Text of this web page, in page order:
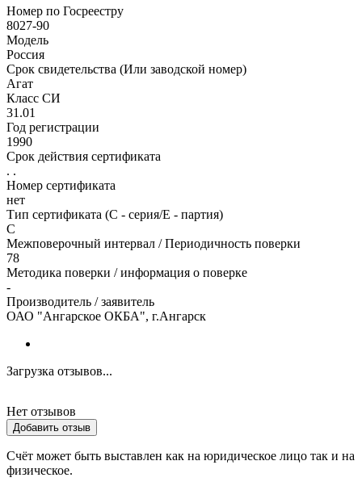
Номер по Госреестру
8027-90
Модель
Россия
Срок свидетельства (Или заводской номер)
Агат
Класс СИ
31.01
Год регистрации
1990
Срок действия сертификата
. .
Номер сертификата
нет
Тип сертификата (C - серия/E - партия)
С
Межповерочный интервал / Периодичность поверки
78
Методика поверки / информация о поверке
-
Производитель / заявитель
ОАО "Ангарское ОКБА", г.Ангарск
Загрузка отзывов...
Нет отзывов
Добавить отзыв
Счёт может быть выставлен как на юридическое лицо так и на
физическое.